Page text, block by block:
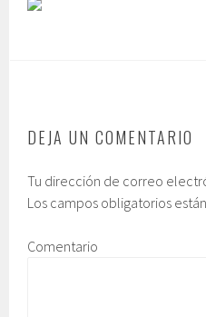
DEJA UN COMENTARIO
Tu dirección de correo
Los campos obligatorios
Comentario